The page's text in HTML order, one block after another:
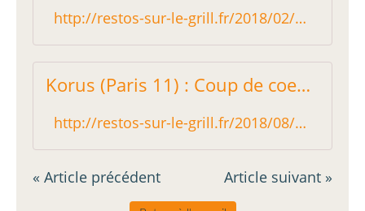
http://restos-sur-le-grill.fr/2018/02/cafe-du-coin-paris-11-le-bon-plan-dejeuner-du-quartier.html
Korus (Paris 11) : Coup de coeur de folie! (mis à jour) - Restos sur le Grill - Blog critique des restaurants de Paris indépendant !
http://restos-sur-le-grill.fr/2018/08/korus-paris-11-coup-de-coeur-de-folie.html
« Article précédent Article suivant »